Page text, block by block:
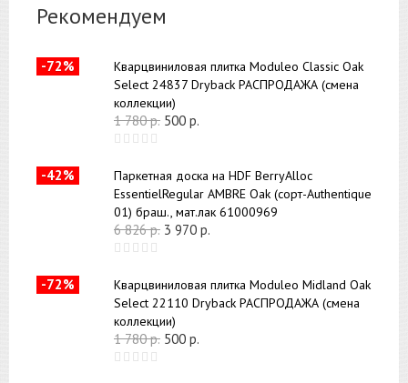
Рекомендуем
Кварцвиниловая плитка Moduleo Classic Oak
Select 24837 Dryback РАСПРОДАЖА (смена
коллекции)
1 780р. 500 р.
-72%
Паркетная доска на HDF BerryAlloc
EssentielRegular AMBRE Oak (сорт-Authentique
01) браш., мат.лак 61000969
6 826р. 3 970 р.
-42%
Кварцвиниловая плитка Moduleo Midland Oak
Select 22110 Dryback РАСПРОДАЖА (смена
коллекции)
1 780р. 500 р.
-72%